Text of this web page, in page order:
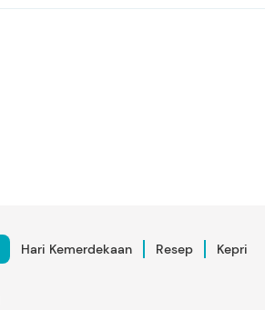
Hari Kemerdekaan Resep